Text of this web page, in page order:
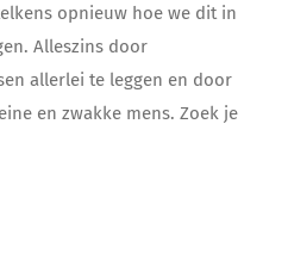
opnieuw hoe we dit in
Alleszins door
allerlei te leggen en door
en zwakke mens. Zoek je